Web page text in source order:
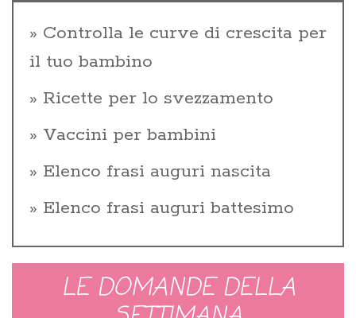
Controlla le curve di crescita per
il tuo bambino
Ricette per lo svezzamento
Vaccini per bambini
Elenco frasi auguri nascita
Elenco frasi auguri battesimo
LE DOMANDE DELLA